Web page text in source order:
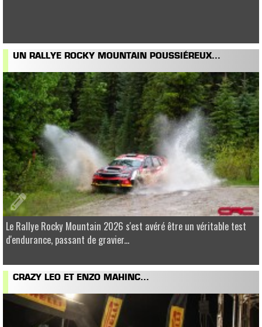
UN RALLYE ROCKY MOUNTAIN POUSSIÉREUX...
Le Rallye Rocky Mountain 2026 s'est avéré être un véritable test
d'endurance, passant de gravier...
CRAZY LEO ET ENZO MAHINC...